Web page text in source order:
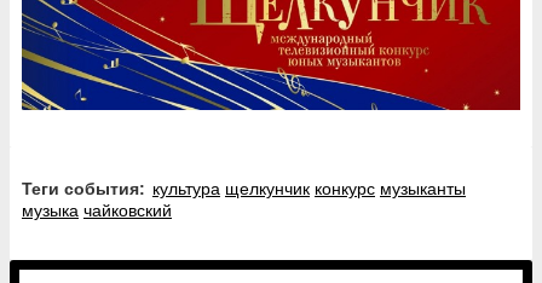
Теги события: культура щелкунчик конкурс музыканты
музыка чайковский